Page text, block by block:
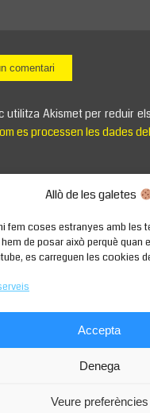
Allò de les galetes
fem coses estranyes amb les
de posar això perquè quan
es carreguen les cookies
Accepta
Denega
Veure preferències
utilitza Akismet per reduir
es processen les dades
Enfold WordPress Theme by Kriesi